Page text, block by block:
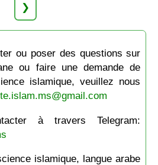
❯
ou poser des questions sur
ou faire une demande de
islamique, veuillez nous
à travers Telegram:
islamique, langue arabe